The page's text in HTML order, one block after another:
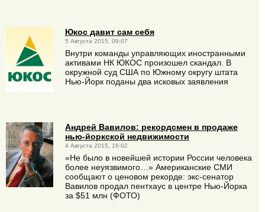
Юкос давит сам себя
5 Августа 2015, 09:07
Внутри команды управляющих иностранными
активами НК ЮКОС произошел скандал. В
окружной суд США по Южному округу штата
Нью-Йорк поданы два исковых заявления
Андрей Вавилов: рекордсмен в продаже
нью-йоркской недвижимости
4 Августа 2015, 16:02
«Не было в новейшей истории России человека
более неуязвимого…» Американские СМИ
сообщают о ценовом рекорде: экс-сенатор
Вавилов продал пентхаус в центре Нью-Йорка
за $51 млн (ФОТО)